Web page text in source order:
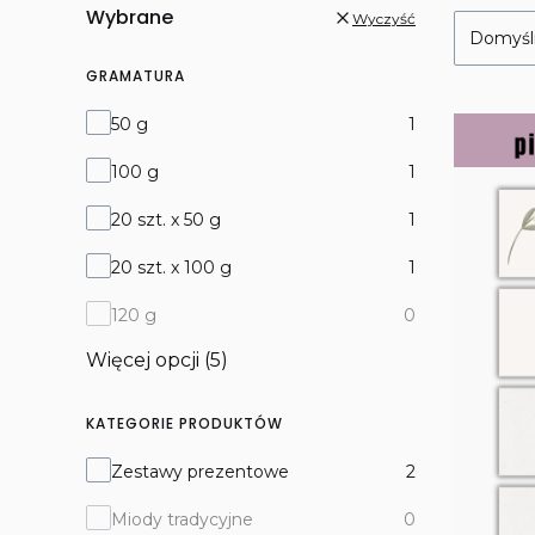
Wybrane Wyczyść
GRAMATURA
Gramatura
50 g 1
100 g 1
20 szt. x 50 g 1
20 szt. x 100 g 1
120 g 0
Więcej opcji (5)
KATEGORIE PRODUKTÓW
KATEGORIE PRODUKTÓW
Zestawy prezentowe 2
Miody tradycyjne 0